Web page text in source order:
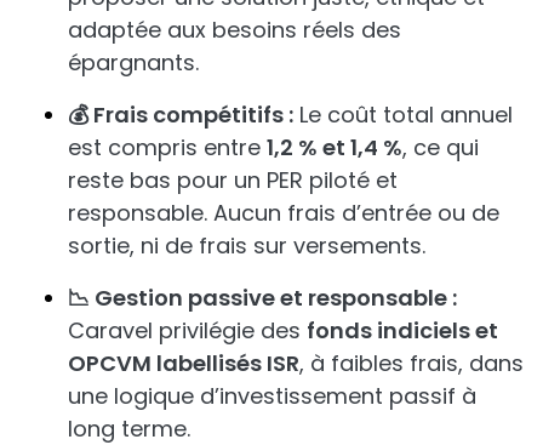
adaptée aux besoins réels des
épargnants.
💰 Frais compétitifs : Le coût total annuel
est compris entre 1,2 % et 1,4 %, ce qui
reste bas pour un PER piloté et
responsable. Aucun frais d’entrée ou de
sortie, ni de frais sur versements.
📉 Gestion passive et responsable :
Caravel privilégie des fonds indiciels et
OPCVM labellisés ISR, à faibles frais, dans
une logique d’investissement passif à
long terme.